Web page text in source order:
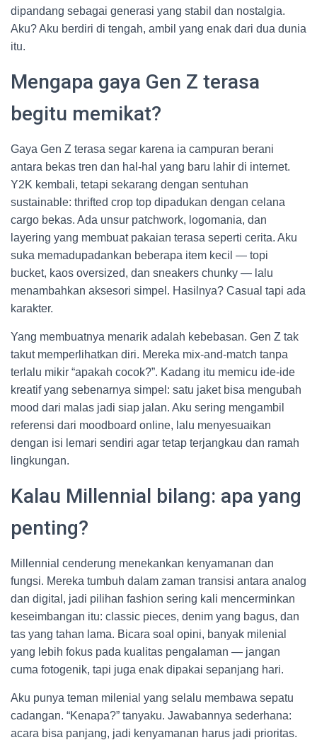
dipandang sebagai generasi yang stabil dan nostalgia.
Aku? Aku berdiri di tengah, ambil yang enak dari dua dunia
itu.
Mengapa gaya Gen Z terasa
begitu memikat?
Gaya Gen Z terasa segar karena ia campuran berani
antara bekas tren dan hal-hal yang baru lahir di internet.
Y2K kembali, tetapi sekarang dengan sentuhan
sustainable: thrifted crop top dipadukan dengan celana
cargo bekas. Ada unsur patchwork, logomania, dan
layering yang membuat pakaian terasa seperti cerita. Aku
suka memadupadankan beberapa item kecil — topi
bucket, kaos oversized, dan sneakers chunky — lalu
menambahkan aksesori simpel. Hasilnya? Casual tapi ada
karakter.
Yang membuatnya menarik adalah kebebasan. Gen Z tak
takut memperlihatkan diri. Mereka mix-and-match tanpa
terlalu mikir “apakah cocok?”. Kadang itu memicu ide-ide
kreatif yang sebenarnya simpel: satu jaket bisa mengubah
mood dari malas jadi siap jalan. Aku sering mengambil
referensi dari moodboard online, lalu menyesuaikan
dengan isi lemari sendiri agar tetap terjangkau dan ramah
lingkungan.
Kalau Millennial bilang: apa yang
penting?
Millennial cenderung menekankan kenyamanan dan
fungsi. Mereka tumbuh dalam zaman transisi antara analog
dan digital, jadi pilihan fashion sering kali mencerminkan
keseimbangan itu: classic pieces, denim yang bagus, dan
tas yang tahan lama. Bicara soal opini, banyak milenial
yang lebih fokus pada kualitas pengalaman — jangan
cuma fotogenik, tapi juga enak dipakai sepanjang hari.
Aku punya teman milenial yang selalu membawa sepatu
cadangan. “Kenapa?” tanyaku. Jawabannya sederhana:
acara bisa panjang, jadi kenyamanan harus jadi prioritas.